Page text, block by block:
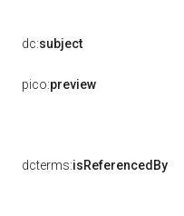
dc:subject
pico:preview
dcterms:isReferencedBy